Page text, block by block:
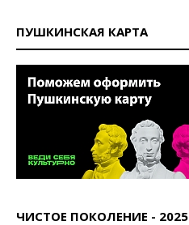
ПУШКИНСКАЯ КАРТА
ЧИСТОЕ ПОКОЛЕНИЕ - 2025